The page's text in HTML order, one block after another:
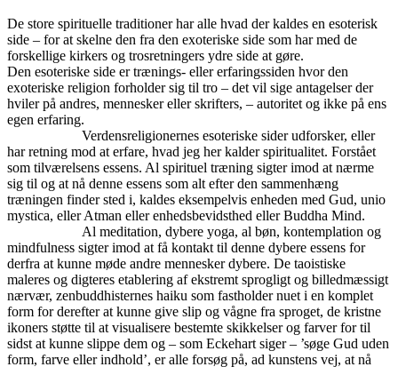
De store spirituelle traditioner har alle hvad der kaldes en esoterisk
side – for at skelne den fra den exoteriske side som har med de
forskellige kirkers og trosretningers ydre side at gøre.
Den esoteriske side er trænings- eller erfaringssiden hvor den
exoteriske religion forholder sig til tro – det vil sige antagelser der
hviler på andres, mennesker eller skrifters, – autoritet og ikke på ens
egen erfaring.
Verdensreligionernes esoteriske sider udforsker, eller
har retning mod at erfare, hvad jeg her kalder spiritualitet. Forstået
som tilværelsens essens. Al spirituel træning sigter imod at nærme
sig til og at nå denne essens som alt efter den sammenhæng
træningen finder sted i, kaldes eksempelvis enheden med Gud, unio
mystica, eller Atman eller enhedsbevidsthed eller Buddha Mind.
Al meditation, dybere yoga, al bøn, kontemplation og
mindfulness sigter imod at få kontakt til denne dybere essens for
derfra at kunne møde andre mennesker dybere. De taoistiske
maleres og digteres etablering af ekstremt sprogligt og billedmæssigt
nærvær, zenbuddhisternes haiku som fastholder nuet i en komplet
form for derefter at kunne give slip og vågne fra sproget, de kristne
ikoners støtte til at visualisere bestemte skikkelser og farver for til
sidst at kunne slippe dem og – som Eckehart siger – ’søge Gud uden
form, farve eller indhold’, er alle forsøg på, ad kunstens vej, at nå